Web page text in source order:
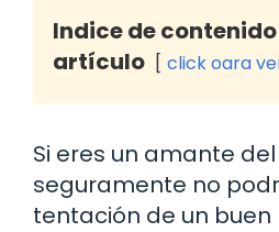
Indice de
artículo
click oara
Si eres un amante
seguramente no
tentación de un buen